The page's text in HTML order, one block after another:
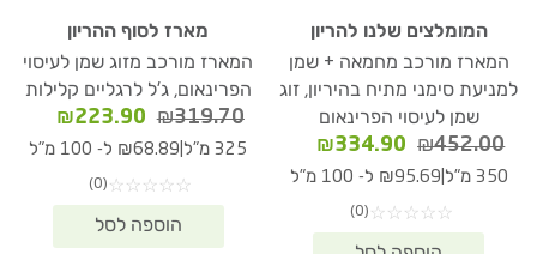
המומלצים שלנו להריון
המארז מורכב מחמאה + שמן
למניעת סימני מתיח בהיריון, זוג
שמן לעיסוי הפרינאום
₪452.00
המחיר
המקורי
₪452.00.
₪334.90
המחיר
הנוכחי
350 מ"ל ₪95.69 ל- 100 מ"ל
☆
☆
☆
☆
☆
(0)
מארז לסוף ההריון
המארז מורכב מזוג שמן לעיסוי
הפרינאום, ג'ל לרגליים קלילות
₪319.70
המחיר
המקורי
₪319.70.
₪223.90
הנוכחי
325 מ"ל ₪68.89 ל- 100 מ"ל
☆
☆
☆
☆
☆
(0)